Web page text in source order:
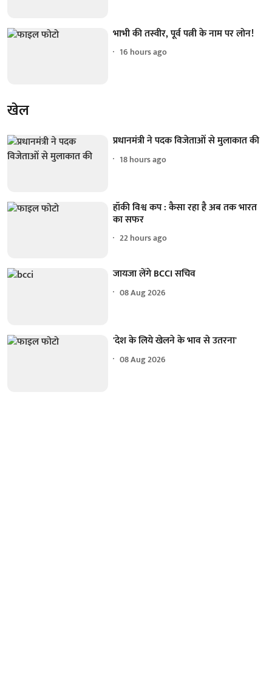
भाभी की तस्वीर, पूर्व पत्नी के नाम पर लोन!
16 hours ago
खेल
प्रधानमंत्री ने पदक विजेताओं से मुलाकात की
18 hours ago
हॉकी विश्व कप : कैसा रहा है अब तक भारत
का सफर
22 hours ago
जायजा लेंगे BCCI सचिव
08 Aug 2026
'देश के लिये खेलने के भाव से उतरना'
08 Aug 2026